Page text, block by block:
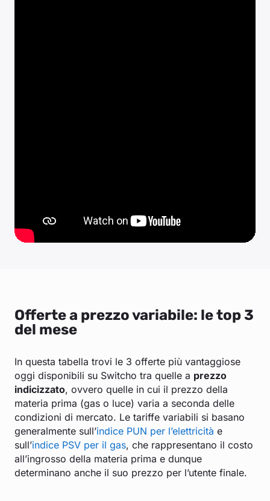
Offerte a prezzo variabile: le top 3
del mese
In questa tabella trovi le 3 offerte più vantaggiose
oggi disponibili su Switcho tra quelle a prezzo
indicizzato, ovvero quelle in cui il prezzo della
materia prima (gas o luce) varia a seconda delle
condizioni di mercato. Le tariffe variabili si basano
generalmente sull’indice PUN per l’elettricità e
sull’indice PSV per il gas, che rappresentano il costo
all’ingrosso della materia prima e dunque
determinano anche il suo prezzo per l’utente finale.